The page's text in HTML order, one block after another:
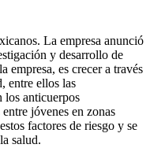
La empresa anunció
y desarrollo de
empresa, es crecer a través
entre ellos las
los anticuerpos
jóvenes en zonas
factores de riesgo y se
salud.